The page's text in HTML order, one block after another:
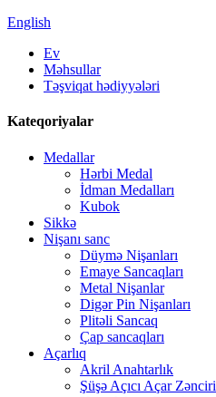
English
Ev
Məhsullar
Təşviqat hədiyyələri
Kateqoriyalar
Medallar
Hərbi Medal
İdman Medalları
Kubok
Sikkə
Nişanı sanc
Düymə Nişanları
Emaye Sancaqları
Metal Nişanlar
Digər Pin Nişanları
Plitəli Sancaq
Çap sancaqları
Açarlıq
Akril Anahtarlık
Şüşə Açıcı Açar Zənciri